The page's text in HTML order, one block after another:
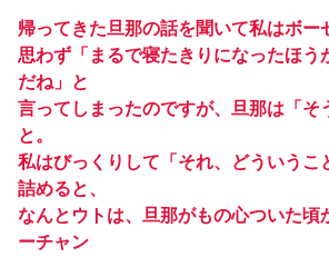
帰ってきた旦那の話を聞いて私はボー
思わず「まるで寝たきりになったほう
だね」と
言ってしまったのですが、旦那は「そ
と。
私はびっくりして「それ、どういうこ
詰めると、
なんとウトは、旦那がもの心ついた頃
ーチャン